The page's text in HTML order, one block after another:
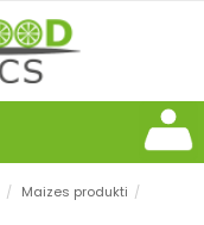
/ Maizes produkti /